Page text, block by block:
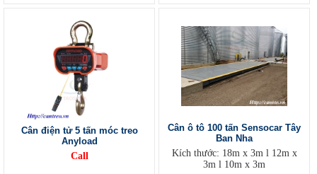
Cân điện tử 5 tấn móc treo
Anyload
Call
Cân ô tô 100 tấn Sensocar Tây
Ban Nha
Kích thước: 18m x 3m l 12m x
3m l 10m x 3m